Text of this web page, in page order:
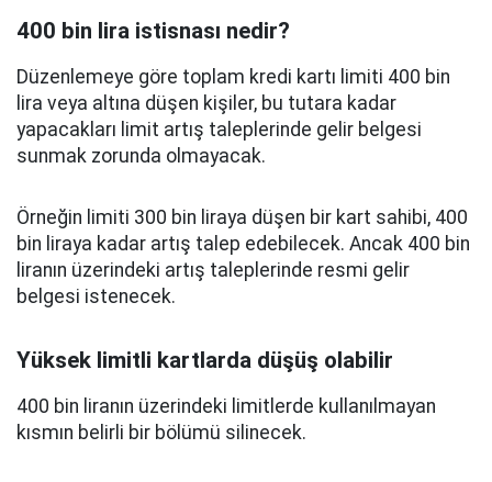
400 bin lira istisnası nedir?
Düzenlemeye göre toplam kredi kartı limiti 400 bin
lira veya altına düşen kişiler, bu tutara kadar
yapacakları limit artış taleplerinde gelir belgesi
sunmak zorunda olmayacak.
Örneğin limiti 300 bin liraya düşen bir kart sahibi, 400
bin liraya kadar artış talep edebilecek. Ancak 400 bin
liranın üzerindeki artış taleplerinde resmi gelir
belgesi istenecek.
Yüksek limitli kartlarda düşüş olabilir
400 bin liranın üzerindeki limitlerde kullanılmayan
kısmın belirli bir bölümü silinecek.